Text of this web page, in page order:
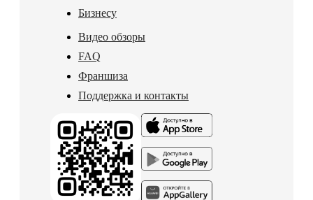
Бизнесу
Видео обзоры
FAQ
Франшиза
Поддержка и контакты